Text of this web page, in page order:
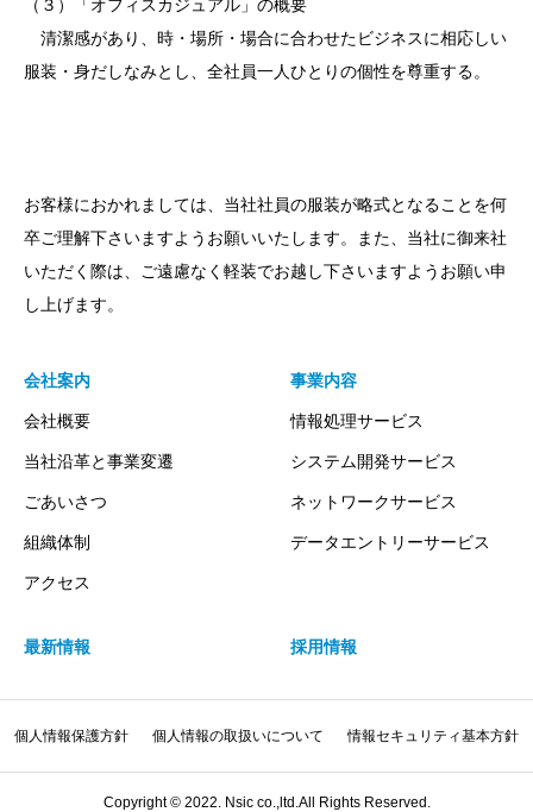
（３）「オフィスカジュアル」の概要
清潔感があり、時・場所・場合に合わせたビジネスに相応しい
服装・身だしなみとし、全社員一人ひとりの個性を尊重する。
お客様におかれましては、当社社員の服装が略式となることを何
卒ご理解下さいますようお願いいたします。また、当社に御来社
いただく際は、ご遠慮なく軽装でお越し下さいますようお願い申
し上げます。
会社案内
会社概要
当社沿革と事業変遷
ごあいさつ
組織体制
アクセス
事業内容
情報処理サービス
システム開発サービス
ネットワークサービス
データエントリーサービス
最新情報 採用情報
個人情報保護方針 個人情報の取扱いについて 情報セキュリティ基本方針
Copyright © 2022. Nsic co.,ltd.All Rights Reserved.